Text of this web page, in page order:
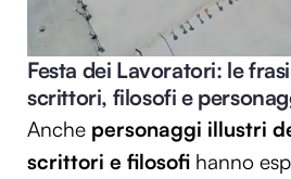
Festa dei Lavoratori: le
scrittori, filosofi e
Anche personaggi illustri
scrittori e filosofi hanno